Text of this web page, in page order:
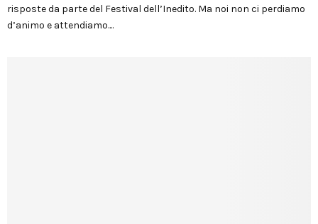
risposte da parte del Festival dell’Inedito. Ma noi non ci perdiamo
d’animo e attendiamo....